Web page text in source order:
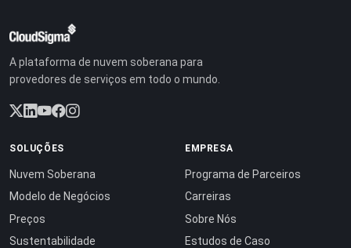
A plataforma de nuvem soberana para
provedores de serviços em todo o mundo.
SOLUÇÕES
Nuvem Soberana
Modelo de Negócios
Preços
Sustentabilidade
EMPRESA
Programa de Parceiros
Carreiras
Sobre Nós
Estudos de Caso